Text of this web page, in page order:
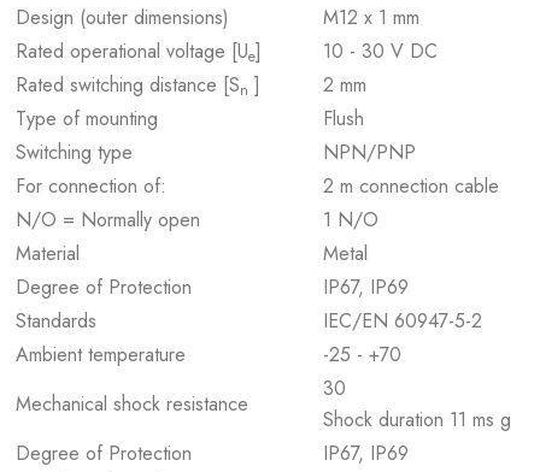
Design (outer dimensions)
M12 x 1 mm
Rated operational voltage [Ue]
10 - 30 V DC
Rated switching distance [Sn ]
2 mm
Type of mounting
Flush
Switching type
NPN/PNP
For connection of:
2 m connection cable
N/O = Normally open
1 N/O
Material
Metal
Degree of Protection
IP67, IP69
Standards
IEC/EN 60947-5-2
Ambient temperature
-25 - +70
Mechanical shock resistance
30
Shock duration 11 ms g
Degree of Protection
IP67, IP69